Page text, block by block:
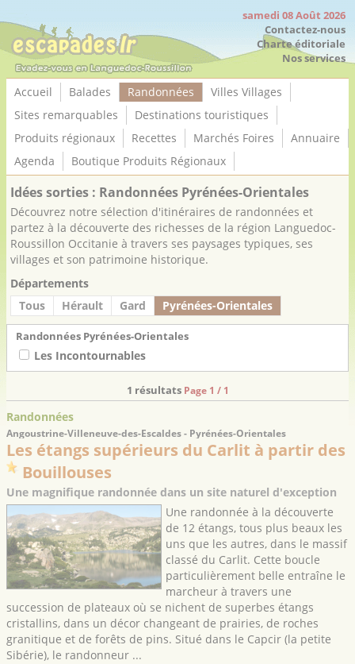
samedi 08 Août 2026
Contactez-nous
Charte éditoriale
Nos services
Accueil Balades Randonnées
Villes Villages
Sites remarquables
Destinations touristiques
Produits régionaux
Recettes Marchés Foires
Annuaire
Agenda
Boutique Produits Régionaux
Idées sorties : Randonnées Pyrénées-Orientales
Découvrez notre sélection d'itinéraires de randonnées et
partez à la découverte des richesses de la région Languedoc-
Roussillon Occitanie à travers ses paysages typiques, ses
villages et son patrimoine historique.
Départements
Tous
Hérault Gard Pyrénées-Orientales
Randonnées Pyrénées-Orientales
Les Incontournables
1 résultats Page 1 / 1
Randonnées
Angoustrine-Villeneuve-des-Escaldes - Pyrénées-Orientales
Les étangs supérieurs du Carlit à partir des
Bouillouses
Une magnifique randonnée dans un site naturel d'exception
Une randonnée à la découverte
de 12 étangs, tous plus beaux les
uns que les autres, dans le massif
classé du Carlit. Cette boucle
particulièrement belle entraîne le
marcheur à travers une
succession de plateaux où se nichent de superbes étangs
cristallins, dans un décor changeant de prairies, de roches
granitique et de forêts de pins. Situé dans le Capcir (la petite
Sibérie), le randonneur ...